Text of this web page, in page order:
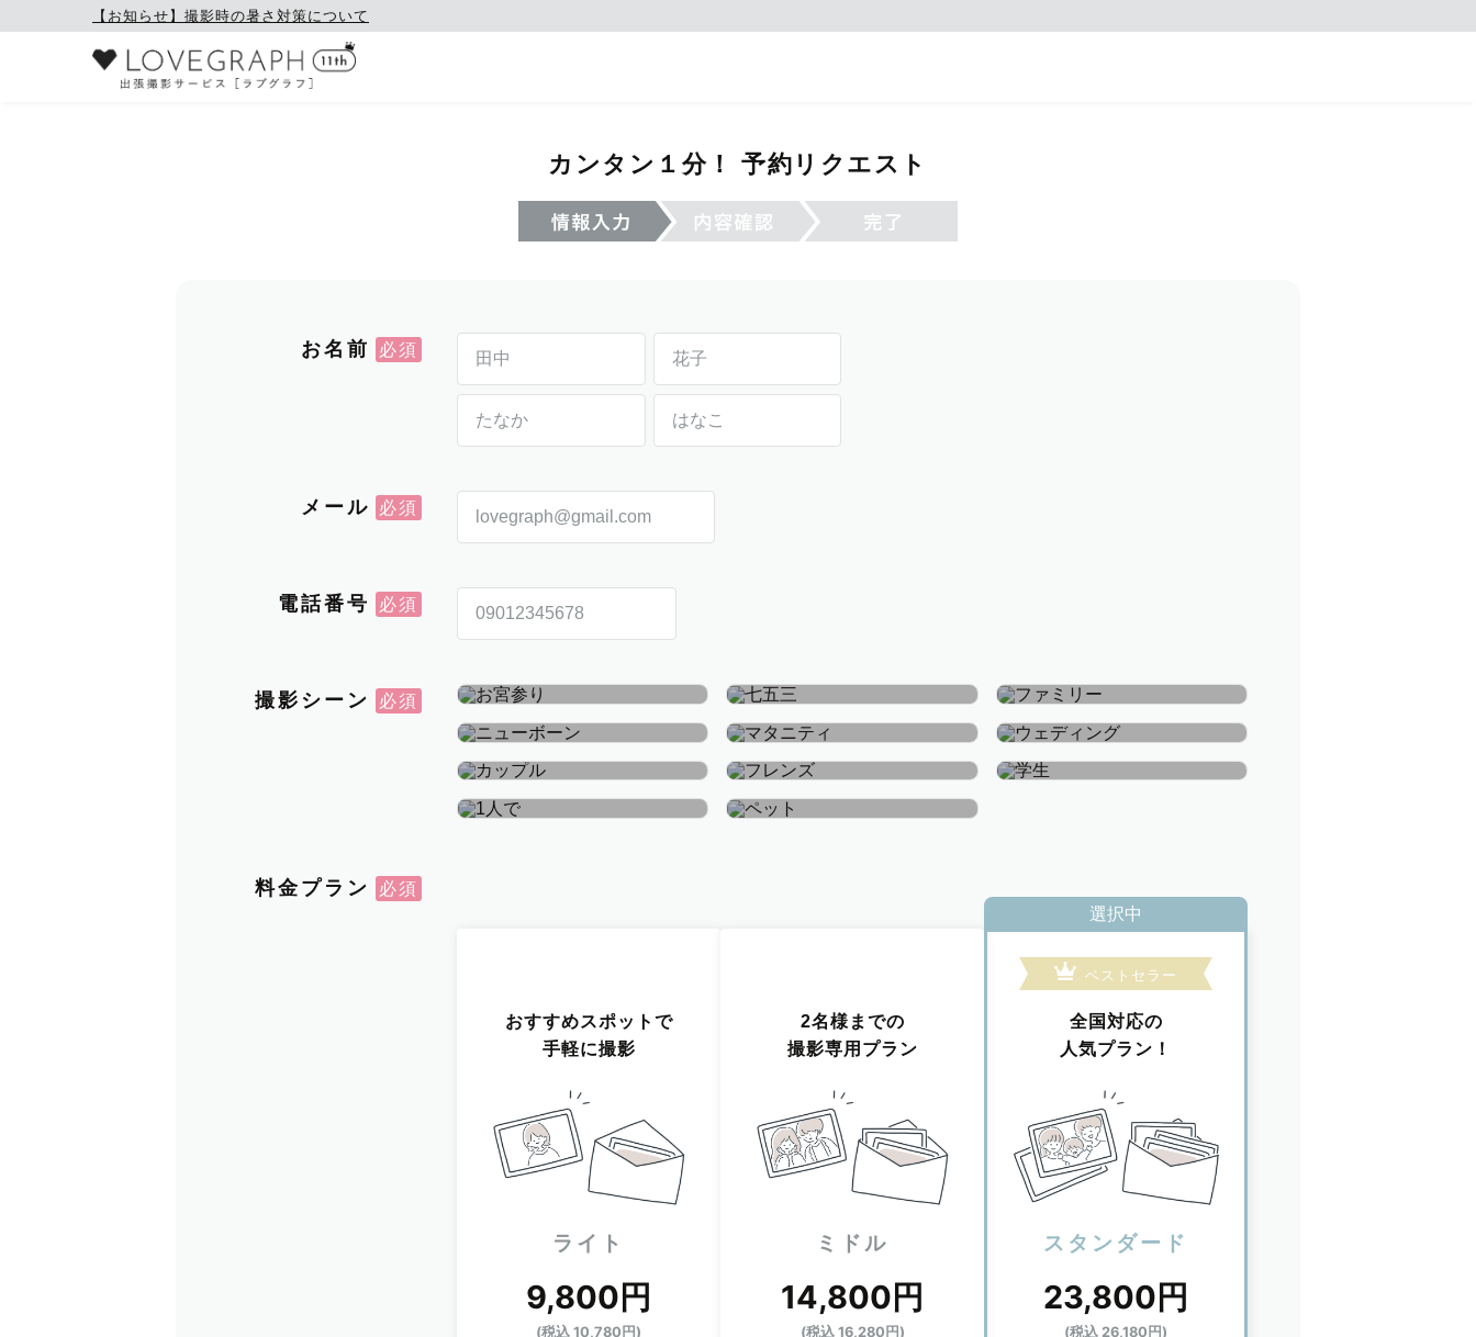
【お知らせ】撮影時の暑さ対策について
カンタン１分！ 予約リクエスト
お名前
メール
電話番号
撮影シーン
お宮参り・お食い初め
七五三
ファミリー
ニューボーン
マタニティ
ウェディング
料金プラン
おすすめスポットで
手軽に撮影
ライト
9,800円
(税込 10,780円)
2名様までの
撮影専用プラン
ミドル
14,800円
(税込 16,280円)
選択中
ベストセラー
全国対応の
人気プラン！
スタンダード
23,800円
(税込 26,180円)